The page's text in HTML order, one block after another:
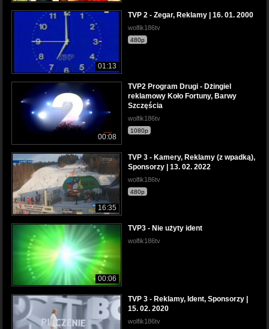
01:13
TVP 2 - Zegar, Reklamy | 16. 01. 2000
wolfik186tv
480p
00:08
TVP2 Program Drugi - Dżingiel
reklamowy Koło Fortuny, Barwy
Szczęścia
wolfik186tv
1080p
16:35
TVP 3 - Kamery, Reklamy (z wpadką),
Sponsorzy | 13. 02. 2022
wolfik186tv
480p
00:06
TVP3 - Nie użyty ident
wolfik186tv
TVP 3 - Reklamy, Ident, Sponsorzy |
15. 02. 2020
wolfik186tv